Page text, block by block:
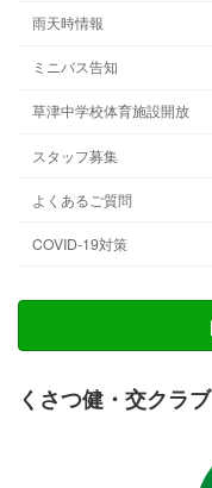
雨天時情報
ミニバス告知
草津中学校体育施設開放
スタッフ募集
よくあるご質問
COVID-19対策
くさつ健・交クラブ